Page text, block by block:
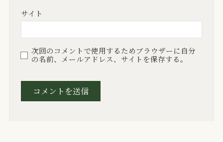
サイト
次回のコメントで使用するためブラウザーに自分
の名前、メールアドレス、サイトを保存する。